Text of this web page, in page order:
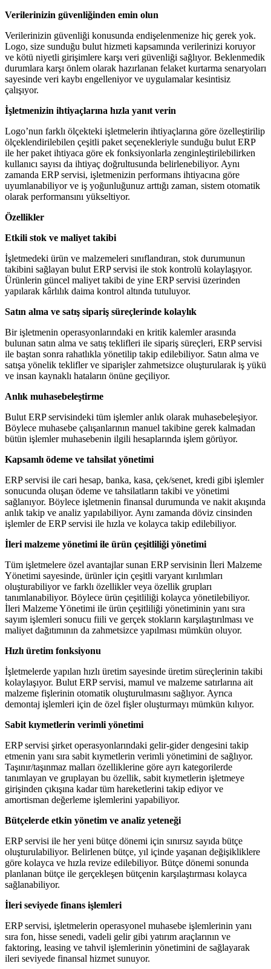
Verilerinizin güvenliğinden emin olun
Verilerinizin güvenliği konusunda endişelenmenize hiç gerek yok.
Logo, size sunduğu bulut hizmeti kapsamında verilerinizi koruyor
ve kötü niyetli girişimlere karşı veri güvenliği sağlıyor. Beklenmedik
durumlara karşı önlem olarak hazırlanan felaket kurtarma senaryoları
sayesinde veri kaybı engelleniyor ve uygulamalar kesintisiz
çalışıyor.
İşletmenizin ihtiyaçlarına hızla yanıt verin
Logo’nun farklı ölçekteki işletmelerin ihtiyaçlarına göre özelleştirilip
ölçeklendirilebilen çeşitli paket seçenekleriyle sunduğu bulut ERP
ile her paket ihtiyaca göre ek fonksiyonlarla zenginleştirilebilirken
kullanıcı sayısı da ihtiyaç doğrultusunda belirlenebiliyor. Aynı
zamanda ERP servisi, işletmenizin performans ihtiyacına göre
uyumlanabiliyor ve iş yoğunluğunuz arttığı zaman, sistem otomatik
olarak performansını yükseltiyor.
Özellikler
Etkili stok ve maliyet takibi
İşletmedeki ürün ve malzemeleri sınıflandıran, stok durumunun
takibini sağlayan bulut ERP servisi ile stok kontrolü kolaylaşıyor.
Ürünlerin güncel maliyet takibi de yine ERP servisi üzerinden
yapılarak kârlılık daima kontrol altında tutuluyor.
Satın alma ve satış sipariş süreçlerinde kolaylık
Bir işletmenin operasyonlarındaki en kritik kalemler arasında
bulunan satın alma ve satış teklifleri ile sipariş süreçleri, ERP servisi
ile baştan sonra rahatlıkla yönetilip takip edilebiliyor. Satın alma ve
satışa yönelik teklifler ve siparişler zahmetsizce oluşturularak iş yükü
ve insan kaynaklı hataların önüne geçiliyor.
Anlık muhasebeleştirme
Bulut ERP servisindeki tüm işlemler anlık olarak muhasebeleşiyor.
Böylece muhasebe çalışanlarının manuel takibine gerek kalmadan
bütün işlemler muhasebenin ilgili hesaplarında işlem görüyor.
Kapsamlı ödeme ve tahsilat yönetimi
ERP servisi ile cari hesap, banka, kasa, çek/senet, kredi gibi işlemler
sonucunda oluşan ödeme ve tahsilatların takibi ve yönetimi
sağlanıyor. Böylece işletmenin finansal durumunda ve nakit akışında
anlık takip ve analiz yapılabiliyor. Aynı zamanda döviz cinsinden
işlemler de ERP servisi ile hızla ve kolayca takip edilebiliyor.
İleri malzeme yönetimi ile ürün çeşitliliği yönetimi
Tüm işletmelere özel avantajlar sunan ERP servisinin İleri Malzeme
Yönetimi sayesinde, ürünler için çeşitli varyant kırılımları
oluşturabiliyor ve farklı özellikler veya özellik grupları
tanımlanabiliyor. Böylece ürün çeşitliliği kolayca yönetilebiliyor.
İleri Malzeme Yönetimi ile ürün çeşitliliği yönetiminin yanı sıra
sayım işlemleri sonucu fiili ve gerçek stokların karşılaştırılması ve
maliyet dağıtımının da zahmetsizce yapılması mümkün oluyor.
Hızlı üretim fonksiyonu
İşletmelerde yapılan hızlı üretim sayesinde üretim süreçlerinin takibi
kolaylaşıyor. Bulut ERP servisi, mamul ve malzeme satırlarına ait
malzeme fişlerinin otomatik oluşturulmasını sağlıyor. Ayrıca
demontaj işlemleri için de özel fişler oluşturmayı mümkün kılıyor.
Sabit kıymetlerin verimli yönetimi
ERP servisi şirket operasyonlarındaki gelir-gider dengesini takip
etmenin yanı sıra sabit kıymetlerin verimli yönetimini de sağlıyor.
Taşınır/taşınmaz malları özelliklerine göre ayrı kategorilerde
tanımlayan ve gruplayan bu özellik, sabit kıymetlerin işletmeye
girişinden çıkışına kadar tüm hareketlerini takip ediyor ve
amortisman değerleme işlemlerini yapabiliyor.
Bütçelerde etkin yönetim ve analiz yeteneği
ERP servisi ile her yeni bütçe dönemi için sınırsız sayıda bütçe
oluşturulabiliyor. Belirlenen bütçe, yıl içinde yaşanan değişikliklere
göre kolayca ve hızla revize edilebiliyor. Bütçe dönemi sonunda
planlanan bütçe ile gerçekleşen bütçenin karşılaştırması kolayca
sağlanabiliyor.
İleri seviyede finans işlemleri
ERP servisi, işletmelerin operasyonel muhasebe işlemlerinin yanı
sıra fon, hisse senedi, vadeli gelir gibi yatırım araçlarının ve
faktoring, leasing ve tahvil işlemlerinin yönetimini de sağlayarak
ileri seviyede finansal hizmet sunuyor.